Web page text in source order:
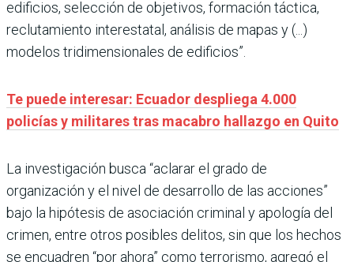
edificios, selección de objetivos, formación táctica,
reclutamiento interestatal, análisis de mapas y (...)
modelos tridimensionales de edificios”.
Te puede interesar: Ecuador despliega 4.000
policías y militares tras macabro hallazgo en Quito
La investigación busca “aclarar el grado de
organización y el nivel de desarrollo de las acciones”
bajo la hipótesis de asociación criminal y apología del
crimen, entre otros posibles delitos, sin que los hechos
se encuadren “por ahora” como terrorismo, agregó el